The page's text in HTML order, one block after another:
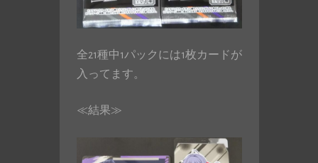
全21種中1パックには1枚カードが
入ってます。
≪結果≫